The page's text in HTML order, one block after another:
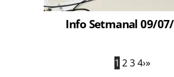
Info Setmanal 09/
1 2 3 4›»